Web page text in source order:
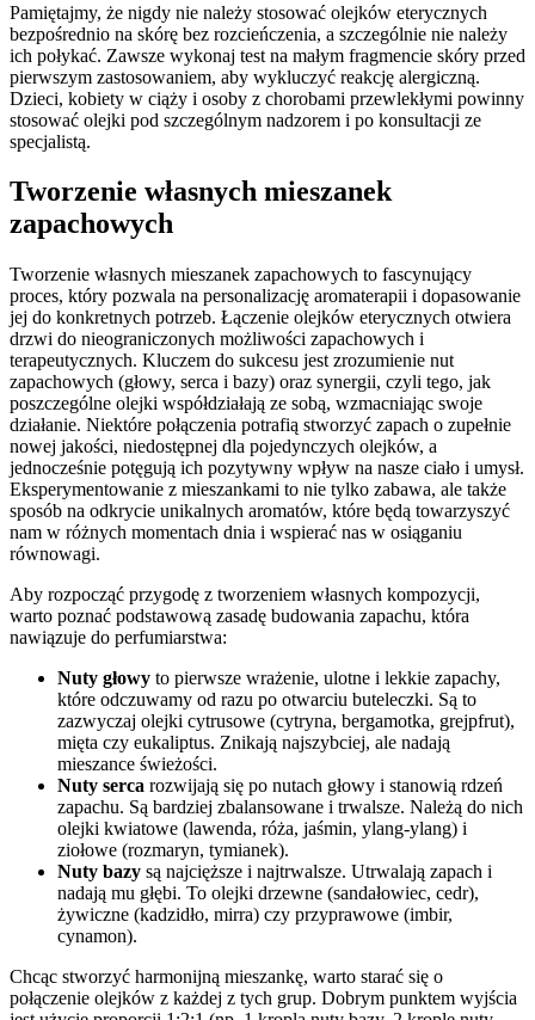
Pamiętajmy, że nigdy nie należy stosować olejków eterycznych
bezpośrednio na skórę bez rozcieńczenia, a szczególnie nie należy
ich połykać. Zawsze wykonaj test na małym fragmencie skóry przed
pierwszym zastosowaniem, aby wykluczyć reakcję alergiczną.
Dzieci, kobiety w ciąży i osoby z chorobami przewlekłymi powinny
stosować olejki pod szczególnym nadzorem i po konsultacji ze
specjalistą.
Tworzenie własnych mieszanek
zapachowych
Tworzenie własnych mieszanek zapachowych to fascynujący
proces, który pozwala na personalizację aromaterapii i dopasowanie
jej do konkretnych potrzeb. Łączenie olejków eterycznych otwiera
drzwi do nieograniczonych możliwości zapachowych i
terapeutycznych. Kluczem do sukcesu jest zrozumienie nut
zapachowych (głowy, serca i bazy) oraz synergii, czyli tego, jak
poszczególne olejki współdziałają ze sobą, wzmacniając swoje
działanie. Niektóre połączenia potrafią stworzyć zapach o zupełnie
nowej jakości, niedostępnej dla pojedynczych olejków, a
jednocześnie potęgują ich pozytywny wpływ na nasze ciało i umysł.
Eksperymentowanie z mieszankami to nie tylko zabawa, ale także
sposób na odkrycie unikalnych aromatów, które będą towarzyszyć
nam w różnych momentach dnia i wspierać nas w osiąganiu
równowagi.
Aby rozpocząć przygodę z tworzeniem własnych kompozycji,
warto poznać podstawową zasadę budowania zapachu, która
nawiązuje do perfumiarstwa:
Nuty głowy to pierwsze wrażenie, ulotne i lekkie zapachy,
które odczuwamy od razu po otwarciu buteleczki. Są to
zazwyczaj olejki cytrusowe (cytryna, bergamotka, grejpfrut),
mięta czy eukaliptus. Znikają najszybciej, ale nadają
mieszance świeżości.
Nuty serca rozwijają się po nutach głowy i stanowią rdzeń
zapachu. Są bardziej zbalansowane i trwalsze. Należą do nich
olejki kwiatowe (lawenda, róża, jaśmin, ylang-ylang) i
ziołowe (rozmaryn, tymianek).
Nuty bazy są najcięższe i najtrwalsze. Utrwalają zapach i
nadają mu głębi. To olejki drzewne (sandałowiec, cedr),
żywiczne (kadzidło, mirra) czy przyprawowe (imbir,
cynamon).
Chcąc stworzyć harmonijną mieszankę, warto starać się o
połączenie olejków z każdej z tych grup. Dobrym punktem wyjścia